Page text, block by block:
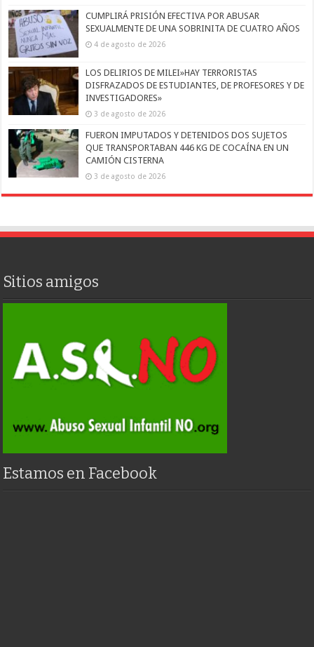
CUMPLIRÁ PRISIÓN EFECTIVA POR ABUSAR
SEXUALMENTE DE UNA SOBRINITA DE CUATRO AÑOS
4 de agosto de 2026
LOS DELIRIOS DE MILEI»HAY TERRORISTAS
DISFRAZADOS DE ESTUDIANTES, DE PROFESORES Y DE
INVESTIGADORES»
3 de agosto de 2026
FUERON IMPUTADOS Y DETENIDOS DOS SUJETOS
QUE TRANSPORTABAN 446 KG DE COCAÍNA EN UN
CAMIÓN CISTERNA
3 de agosto de 2026
Sitios amigos
Estamos en Facebook